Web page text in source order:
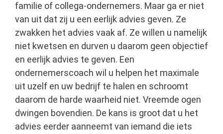
familie of collega-ondernemers. Maar ga er niet
van uit dat zij u een eerlijk advies geven. Ze
zwakken het advies vaak af. Ze willen u namelijk
niet kwetsen en durven u daarom geen objectief
en eerlijk advies te geven. Een
ondernemerscoach wil u helpen het maximale
uit uzelf en uw bedrijf te halen en schroomt
daarom de harde waarheid niet. Vreemde ogen
dwingen bovendien. De kans is groot dat u het
advies eerder aanneemt van iemand die iets